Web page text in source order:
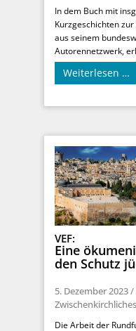
In dem Buch mit
Kurzgeschichten
aus seinem
Autorennetzwerk,
Weiterlesen …
VEF:
Eine
den Schutz
5. Dezember 2023/
Zwischenkirchliches
Die Arbeit der